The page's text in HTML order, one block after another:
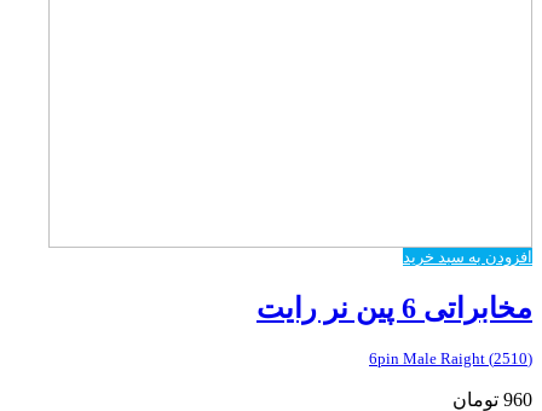
افزودن به سبد خرید
مخابراتی 6 پین نر رایت
(2510) 6pin Male Raight
960 تومان